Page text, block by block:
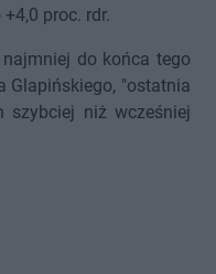
proc. rdr.
do końca tego
Glapińskiego, "ostatnia
szybciej niż wcześniej